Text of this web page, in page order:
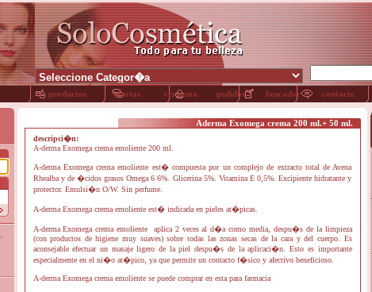
productos ofertas ver cesta pedidos buscador contacte
Aderma Exomega crema 200 ml.+ 50 ml.
descripci�n:
A-derma Exomega crema emoliente 200 ml.
A-derma Exomega crema emoliente est� compuesta por un complejo de extracto total de Avena
Rhealba y de �cidos grasos Omega 6 6%. Glicerina 5%. Vitamina E 0,5%. Excipiente hidratante y
protector. Emulsi�n O/W. Sin perfume.
A-derma Exomega crema emoliente est� indicada en pieles at�picas.
A-derma Exomega crema emoliente aplica 2 veces al d�a como media, despu�s de la limpieza
(con productos de higiene muy suaves) sobre todas las zonas secas de la cara y del cuerpo. Es
aconsejable efectuar un masaje ligero de la piel despu�s de la aplicaci�n. Esto es importante
especialmente en el ni�o at�pico, ya que permite un contacto f�sico y afectivo beneficioso.
A-derma Exomega crema emoliente se puede comprar en esta para farmacia